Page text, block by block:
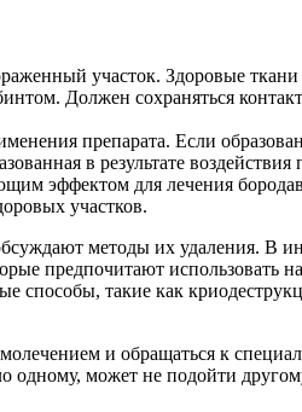
участок. Здоровые
Должен сохраняться
препарата. Если
в результате воздействия
эффектом для лечения
участков.
методы их удаления. В
предпочитают использовать
такие как
и обращаться к
одному, может не подойти